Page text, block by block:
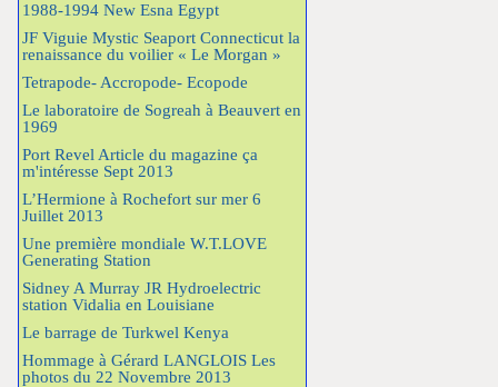
1988-1994 New Esna Egypt
JF Viguie Mystic Seaport Connecticut la
renaissance du voilier « Le Morgan »
Tetrapode- Accropode- Ecopode
Le laboratoire de Sogreah à Beauvert en
1969
Port Revel Article du magazine ça
m'intéresse Sept 2013
L’Hermione à Rochefort sur mer 6
Juillet 2013
Une première mondiale W.T.LOVE
Generating Station
Sidney A Murray JR Hydroelectric
station Vidalia en Louisiane
Le barrage de Turkwel Kenya
Hommage à Gérard LANGLOIS Les
photos du 22 Novembre 2013